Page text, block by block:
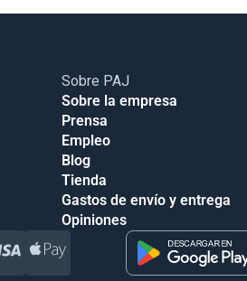
Sobre PAJ
Sobre la empresa
Prensa
Empleo
Blog
Tienda
Gastos de envío y entrega
Opiniones